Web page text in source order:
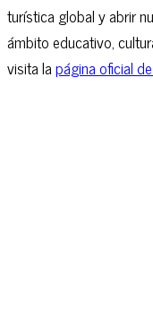
turística global y abrir
ámbito educativo,
visita lapágina oficial